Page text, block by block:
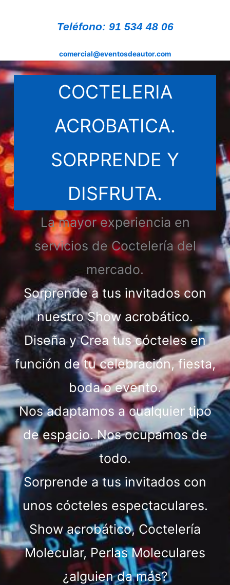
Teléfono: 91 534 48 06
comercial@eventosdeautor.com
COCTELERIA
ACROBATICA.
SORPRENDE Y
DISFRUTA.
La mayor experiencia en
servicios de Coctelería del
mercado.
Sorprende a tus invitados con
nuestro Show acrobático.
Diseña y Crea tus cócteles en
función de tu celebración, fiesta,
boda o evento.
Nos adaptamos a cualquier tipo
de espacio. Nos ocupamos de
todo.
Sorprende a tus invitados con
unos cócteles espectaculares.
Show acrobático, Coctelería
Molecular, Perlas Moleculares
¿alguien da más?